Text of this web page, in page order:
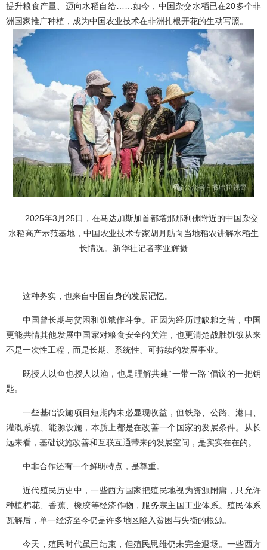
提升粮食产量、迈向水稻自给……如今，中国杂交水稻已在20多个非
洲国家推广种植，成为中国农业技术在非洲扎根开花的生动写照。
2025年3月25日，在马达加斯加首都塔那那利佛附近的中国杂交
水稻高产示范基地，中国农业技术专家胡月舫向当地稻农讲解水稻生
长情况。新华社记者李亚辉摄
这种务实，也来自中国自身的发展记忆。
中国曾长期与贫困和饥饿作斗争。正因为经历过缺粮之苦，中国
更能共情其他发展中国家对粮食安全的关注，也更清楚战胜饥饿从来
不是一次性工程，而是长期、系统性、可持续的发展事业。
既授人以鱼也授人以渔，也是理解共建“一带一路”倡议的一把钥
匙。
一些基础设施项目短期内未必显现收益，但铁路、公路、港口、
灌溉系统、能源设施，本质上都是在改善一个国家的发展条件。从长
远来看，基础设施改善和互联互通带来的发展空间，是实实在在的。
中非合作还有一个鲜明特点，是尊重。
近代殖民历史中，一些西方国家把殖民地视为资源附庸，只允许
种植棉花、香蕉、橡胶等经济作物，服务宗主国工业体系。殖民体系
瓦解后，单一经济至今仍是许多地区陷入贫困与失衡的根源。
今天，殖民时代虽已结束，但殖民思维仍未完全退场。一些西方